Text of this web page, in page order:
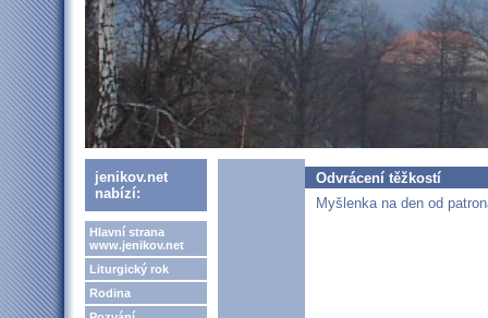
jenikov.net
nabízí:
Hlavní strana
www.jenikov.net
Liturgický rok
Rodina
Odvrácení těžkostí
Myšlenka na den od